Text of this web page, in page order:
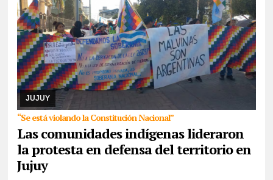
JUJUY
“Se está violando la Constitución Nacional”
Las comunidades indígenas lideraron
la protesta en defensa del territorio en
Jujuy
07/08/2026 Reunidos por el rechazo a “la venta de la
Pachamama”, manifestantes de todos los sectores sociales de la
provincia confluyeron en San Salvador para r ...